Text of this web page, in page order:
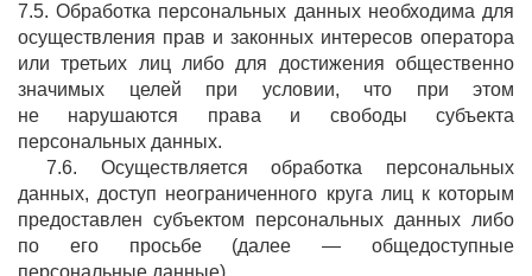
7.5. Обработка персональных данных необходима для
осуществления прав и законных интересов оператора
или третьих лиц либо для достижения общественно
значимых целей при условии, что при этом
не нарушаются права и свободы субъекта
персональных данных.
7.6. Осуществляется обработка персональных
данных, доступ неограниченного круга лиц к которым
предоставлен субъектом персональных данных либо
по его просьбе (далее — общедоступные